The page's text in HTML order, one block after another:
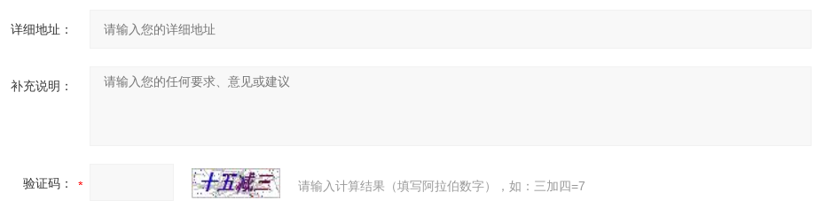
详细地址：
补充说明：
验证码： 请输入计算结果（填写阿拉伯数字），如：三加四=7